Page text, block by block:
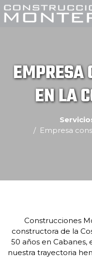
EMPRESA
EN LA
Empresa
Construcciones
constructora de la
50 años en Cabanes,
nuestra trayectoria